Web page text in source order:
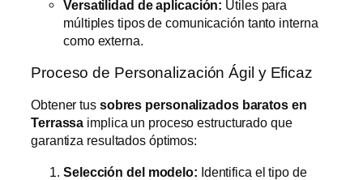
Versatilidad de aplicación: Útiles para
múltiples tipos de comunicación tanto interna
como externa.
Proceso de Personalización Ágil y Eficaz
Obtener tus sobres personalizados baratos en
Terrassa implica un proceso estructurado que
garantiza resultados óptimos:
Selección del modelo: Identifica el tipo de